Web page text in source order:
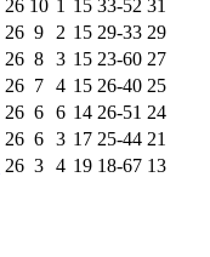
26 10 1 15 33-52 31
26 9 2 15 29-33 29
26 8 3 15 23-60 27
26 7 4 15 26-40 25
26 6 6 14 26-51 24
26 6 3 17 25-44 21
26 3 4 19 18-67 13